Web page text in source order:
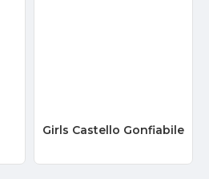
Girls Castello Gonfiabile